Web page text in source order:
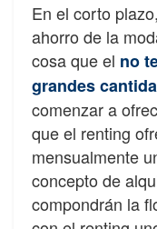
En el corto
ahorro de la
cosa que el no
grandes
comenzar a
que el renting
mensualmente
concepto de
compondrán lafl